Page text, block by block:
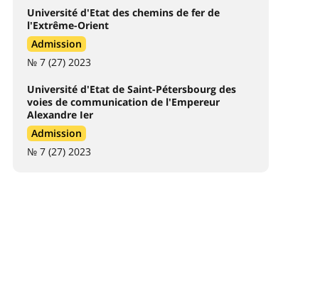
Université d'Etat des chemins de fer de
l'Extrême-Orient
Admission
№ 7 (27) 2023
Université d'Etat de Saint-Pétersbourg des
voies de communication de l'Empereur
Alexandre Ier
Admission
№ 7 (27) 2023